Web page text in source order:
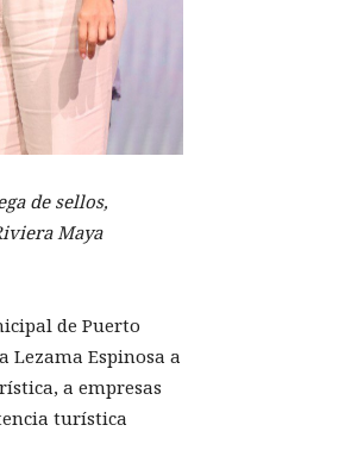
de sellos,
Maya
de Puerto
Lezama Espinosa a
a empresas
turística